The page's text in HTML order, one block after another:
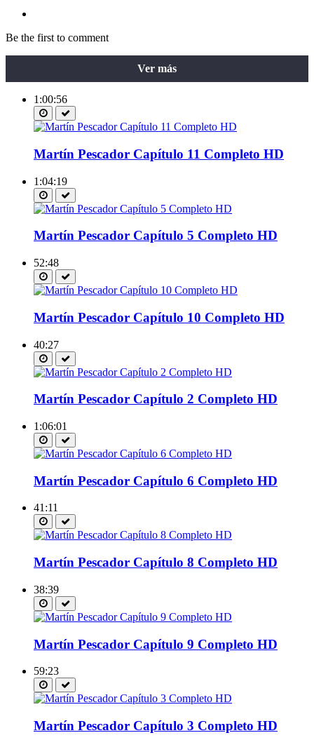
Be the first to comment
Ver más
1:00:56
Martín Pescador Capítulo 11 Completo HD
1:04:19
Martín Pescador Capítulo 5 Completo HD
52:48
Martín Pescador Capítulo 10 Completo HD
40:27
Martín Pescador Capítulo 2 Completo HD
1:06:01
Martín Pescador Capítulo 6 Completo HD
41:11
Martín Pescador Capítulo 8 Completo HD
38:39
Martín Pescador Capítulo 9 Completo HD
59:23
Martín Pescador Capítulo 3 Completo HD